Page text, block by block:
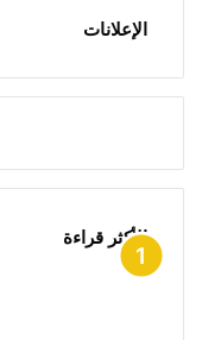
الإعلانات
الأكثر قراءة